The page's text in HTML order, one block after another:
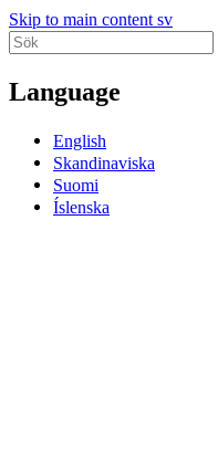
Skip to main content sv
Language
English
Skandinaviska
Suomi
Íslenska